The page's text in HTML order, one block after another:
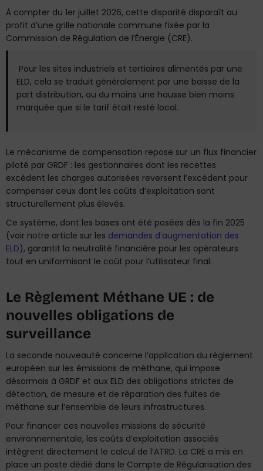
À compter du 1er juillet 2026, cette disparité disparaît au
profit d’une grille nationale commune fixée par la
Commission de Régulation de l’Énergie (CRE).
Pour les sites industriels et tertiaires alimentés par une
ELD, cela se traduit généralement par une baisse de la
part distribution, ou du moins une hausse bien moins
marquée que si le tarif était resté local.
Le mécanisme de compensation repose sur un flux financier
piloté par GRDF : les gestionnaires dont les recettes
excèdent les charges autorisées reversent l’excédent pour
compenser ceux dont les coûts d’exploitation sont
structurellement plus élevés.
Ce système, dont les bases ont été posées dès la fin 2025
(voir notre article sur les demandes d’augmentation des
ELD), garantit la neutralité financière pour les opérateurs
tout en uniformisant le coût pour l’utilisateur final.
Le Règlement Méthane UE : de
nouvelles obligations de
surveillance
La seconde nouveauté concerne l’application du règlement
européen sur les émissions de méthane, qui impose
désormais à GRDF et aux ELD des obligations strictes de
détection, de mesure et de réparation des fuites de
méthane sur l’ensemble de leurs infrastructures.
Pour financer ces nouvelles missions de sécurité
environnementale, les coûts d’exploitation associés
intègrent directement le calcul de l’ATRD. La CRE a mis en
place un poste dédié dans le Compte de Régularisation des